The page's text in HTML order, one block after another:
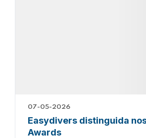
07-05-2026
Easydivers distinguida
Awards